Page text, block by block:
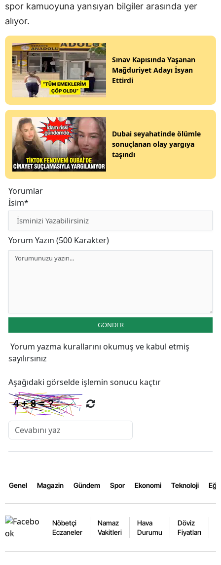
spor kamuoyuna yansıyan bilgiler arasında yer
alıyor.
Sınav Kapısında Yaşanan
Mağduriyet Adayı İsyan
Ettirdi
Dubai seyahatinde ölümle
sonuçlanan olay yargıya
taşındı
Yorumlar
İsim*
Yorum Yazın (500 Karakter)
GÖNDER
Yorum yazma kurallarını okumuş ve kabul etmiş
sayılırsınız
Aşağıdaki görselde işlemin sonucu kaçtır
Genel Magazin Gündem Spor Ekonomi Teknoloji
Nöbetçi
Eczaneler
Namaz
Vakitleri
Hava
Durumu
Döviz
Fiyatları